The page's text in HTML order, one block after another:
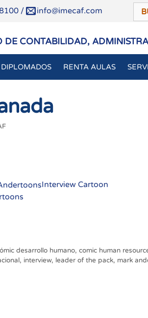
/ info@imecaf.com
DE CONTABILIDAD,
DIPLOMADOS RENTA AULAS
Interview Cartoon
desarrollo humano,comic human
, interview, leader of the pack, mark